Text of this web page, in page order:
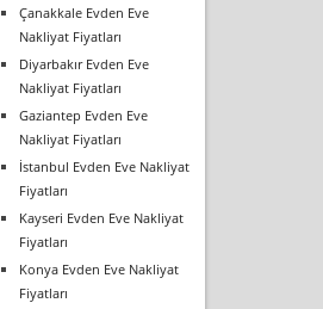
Çanakkale Evden Eve
Nakliyat Fiyatları
Diyarbakır Evden Eve
Nakliyat Fiyatları
Gaziantep Evden Eve
Nakliyat Fiyatları
İstanbul Evden Eve Nakliyat
Fiyatları
Kayseri Evden Eve Nakliyat
Fiyatları
Konya Evden Eve Nakliyat
Fiyatları